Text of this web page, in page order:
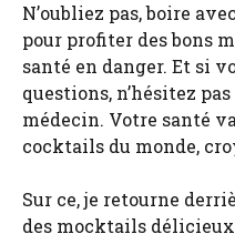
N’oubliez pas, boire
pour profiter des bons
santé en danger. Et si
questions, n’hésitez
médecin. Votre santé
cocktails du monde,
Sur ce, je retourne
des mocktails délicieux